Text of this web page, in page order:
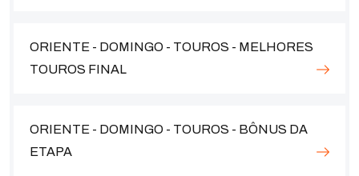
ORIENTE - DOMINGO - TOUROS - MELHORES
TOUROS FINAL
ORIENTE - DOMINGO - TOUROS - BÔNUS DA
ETAPA